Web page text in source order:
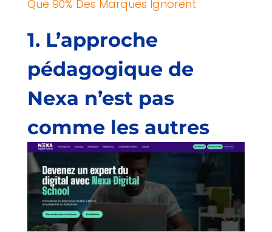
Que 90% Des Marques Ignorent
1. L’approche
pédagogique de
Nexa n’est pas
comme les autres